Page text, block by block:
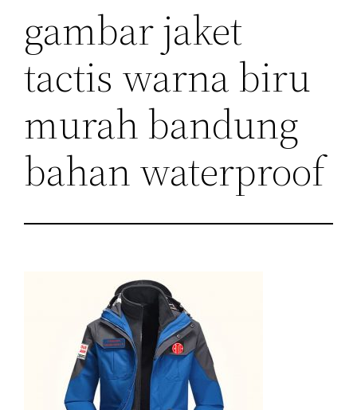
gambar jaket
tactis warna biru
murah bandung
bahan waterproof